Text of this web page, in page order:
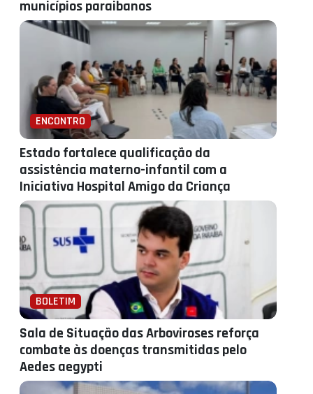
municípios paraibanos
ENCONTRO
Estado fortalece qualificação da
assistência materno-infantil com a
Iniciativa Hospital Amigo da Criança
BOLETIM
Sala de Situação das Arboviroses reforça
combate às doenças transmitidas pelo
Aedes aegypti